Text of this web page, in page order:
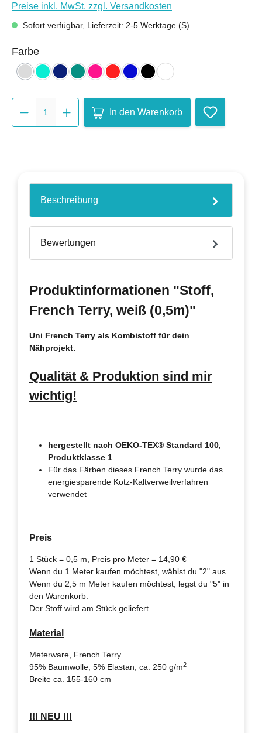
Preise inkl. MwSt. zzgl. Versandkosten
Sofort verfügbar, Lieferzeit: 2-5 Werktage (S)
Farbeauswählen
hellgrau
(Diese Option ist zurzeit nicht verfügbar.)
mintnachtblau
petrolpinkrot royalblau
schwarz
weiß
Produkt Anzahl: Gib den
In den Warenkorb
Beschreibung
Bewertungen
Produktinformationen "Stoff,
French Terry, weiß (0,5m)"
Uni French Terry als Kombistoff für dein
Nähprojekt.
Qualität & Produktion sind mir
wichtig!
hergestellt nach OEKO-TEX® Standard 100,
Produktklasse 1
Für das Färben dieses French Terry wurde das
energiesparende Kotz-Kaltverweilverfahren
verwendet
Preis
1 Stück = 0,5 m, Preis pro Meter = 14,90 €
Wenn du 1 Meter kaufen möchtest, wählst du "2" aus.
Wenn du 2,5 m Meter kaufen möchtest, legst du "5" in
den Warenkorb.
Der Stoff wird am Stück geliefert.
Material
Meterware, French Terry
95% Baumwolle, 5% Elastan, ca. 250 g/m2
Breite ca. 155-160 cm
!!! NEU !!!